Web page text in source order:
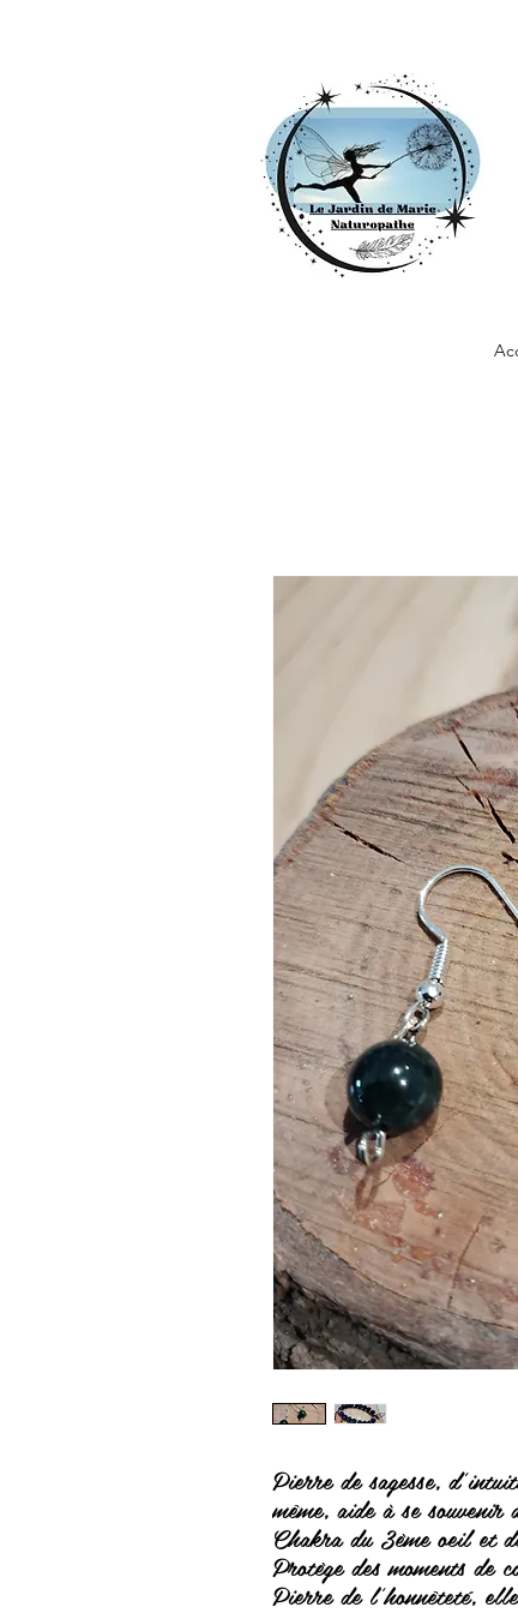
Pierre de sagesse,
même, aide à se souvenir
Chakra du 3ème oeil et
Protège des moments de
Pierre de l'honnêteté,